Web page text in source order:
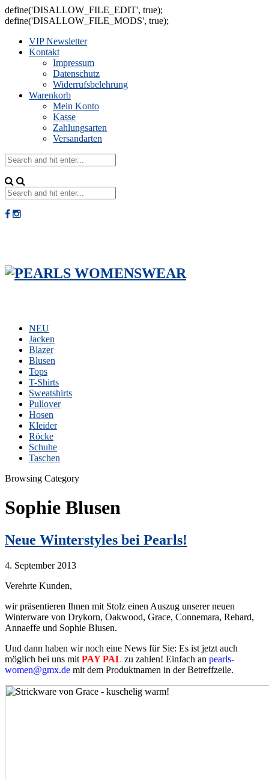
define('DISALLOW_FILE_EDIT', true);
define('DISALLOW_FILE_MODS', true);
VIP Newsletter
Kontakt
Impressum
Datenschutz
Widerrufsbelehrung
Warenkorb
Mein Konto
Kasse
Zahlungsarten
Versandarten
NEU
Jacken
Blazer
Blusen
Tops
T-Shirts
Sweatshirts
Pullover
Hosen
Kleider
Röcke
Schuhe
Taschen
Browsing Category
Sophie Blusen
Neue Winterstyles bei Pearls!
4. September 2013
Verehrte Kunden,
wir präsentieren Ihnen mit Stolz einen Auszug unserer neuen
Winterware von Drykorn, Oakwood, Grace, Connemara, Rehard,
Annaeffe und Sophie Blusen.
Und dann haben wir noch eine News für Sie: Es ist jetzt auch
möglich bei uns mit PAY PAL zu zahlen! Einfach an pearls-
women@gmx.de mit dem Produktnamen in der Betreffzeile.